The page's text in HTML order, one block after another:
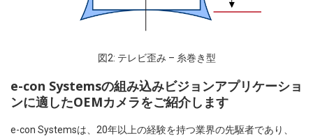
図2: テレビ歪み – 糸巻き型
e-con Systemsの組み込みビジョンアプリケーショ
ンに適したOEMカメラをご紹介します
e-con Systemsは、20年以上の経験を持つ業界の先駆者であり、